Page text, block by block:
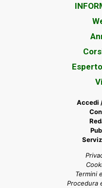
Accedi
Termini
Procedura